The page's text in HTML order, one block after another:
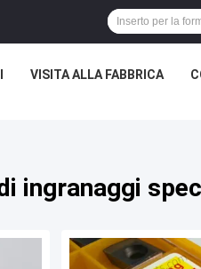
VISITA ALLA FABBRICA
ingranaggi